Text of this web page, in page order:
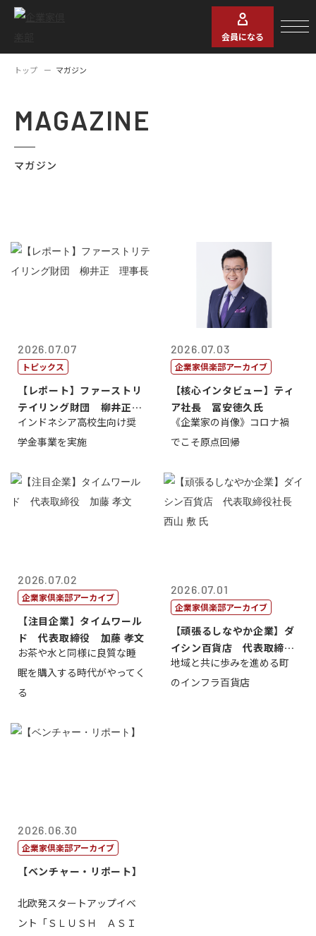
会員になる
トップ マガジン
MAGAZINE
マガジン
2026.07.07
トピックス
【レポート】ファーストリ
テイリング財団 柳井正
理事長
インドネシア高校生向け奨
学金事業を実施
2026.07.03
企業家倶楽部アーカイブ
【核心インタビュー】ティ
ア社長 冨安徳久氏
《企業家の肖像》コロナ禍
でこそ原点回帰
2026.07.02
企業家倶楽部アーカイブ
【注目企業】タイムワール
ド 代表取締役 加藤 孝文
お茶や水と同様に良質な睡
眠を購入する時代がやってく
る
2026.07.01
企業家倶楽部アーカイブ
【頑張るしなやか企業】ダ
イシン百貨店 代表取締役
社長 西山 ...
地域と共に歩みを進める町
のインフラ百貨店
2026.06.30
企業家倶楽部アーカイブ
【ベンチャー・リポート】
北欧発スタートアップイベ
ント「ＳＬＵＳＨ ＡＳＩ